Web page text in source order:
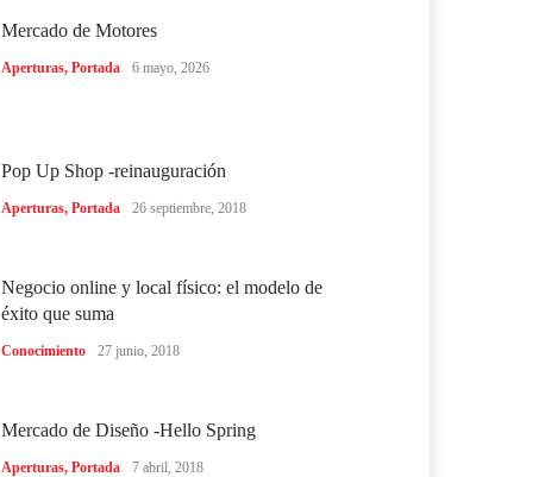
Mercado de Motores
Aperturas, Portada 6 mayo, 2026
Pop Up Shop -reinauguración
Aperturas, Portada 26 septiembre, 2018
Negocio online y local físico: el modelo de
éxito que suma
Conocimiento 27 junio, 2018
Mercado de Diseño -Hello Spring
Aperturas, Portada 7 abril, 2018